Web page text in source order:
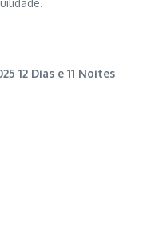
12 Dias e 11 Noites